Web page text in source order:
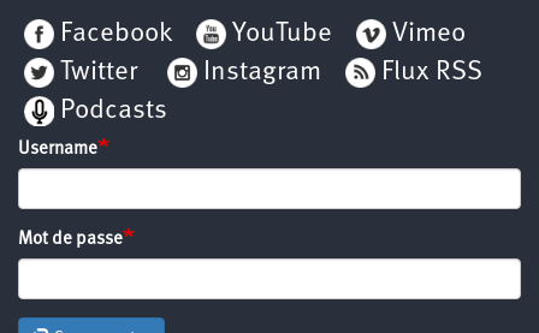
Facebook
YouTube
Vimeo
Twitter
Instagram
Flux RSS
Podcasts
Username
Mot de passe